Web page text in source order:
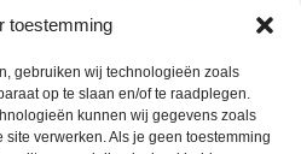
toestemming
gebruiken wij technologieën zoals
op te slaan en/of te raadplegen.
kunnen wij gegevens zoals
verwerken. Als je geen toestemming
atout clé dans la